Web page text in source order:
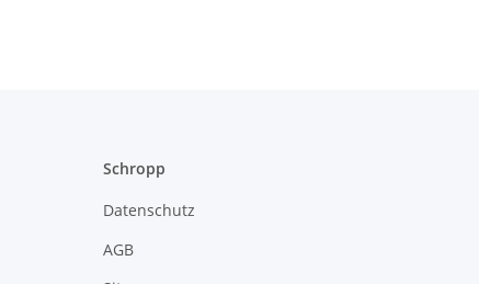
Schropp
Datenschutz
AGB